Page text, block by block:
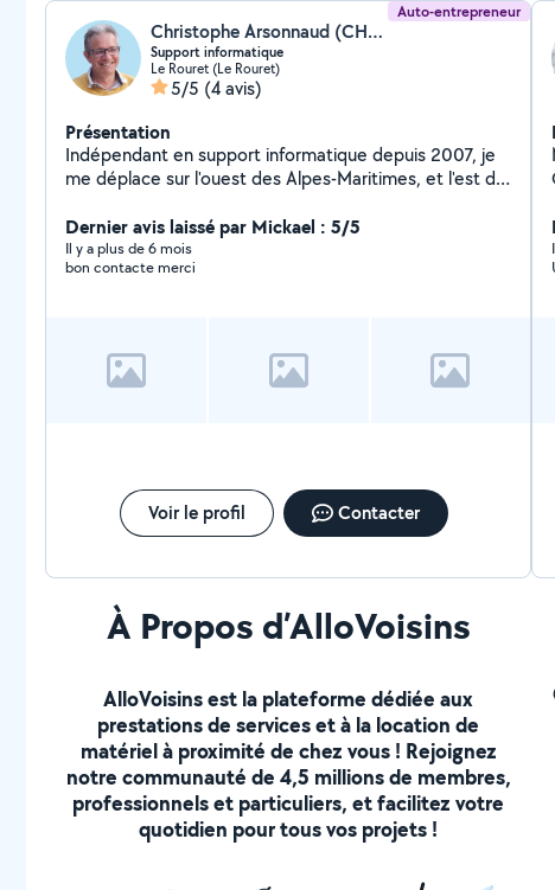
Auto-entrepreneur
Christophe Arsonnaud (CHRIST INFORMATIQUE ET GENEALOGIE)
Support informatique
Le Rouret (Le Rouret)
5/5 (4 avis)
Présentation
Indépendant en support informatique depuis 2007, je
me déplace sur l'ouest des Alpes-Maritimes, et l'est du
optimisation ... Sur Windows, Mac et Android
Configuration Wifi, aide avant l'arrivée de la fibre
Dernier avis laissé par Mickael : 5/5
Il y a plus de 6 mois
bon contacte merci
Voir le profil Contacter
À Propos d’AlloVoisins
AlloVoisins est la plateforme dédiée aux
prestations de services et à la location de
matériel à proximité de chez vous ! Rejoignez
notre communauté de 4,5 millions de membres,
professionnels et particuliers, et facilitez votre
quotidien pour tous vos projets !